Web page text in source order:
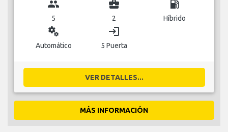
group
5
business_center
2
local_gas_station
Híbrido
miscellaneous_services
Automático
login
5 Puerta
VER DETALLES...
MÁS INFORMACIÓN